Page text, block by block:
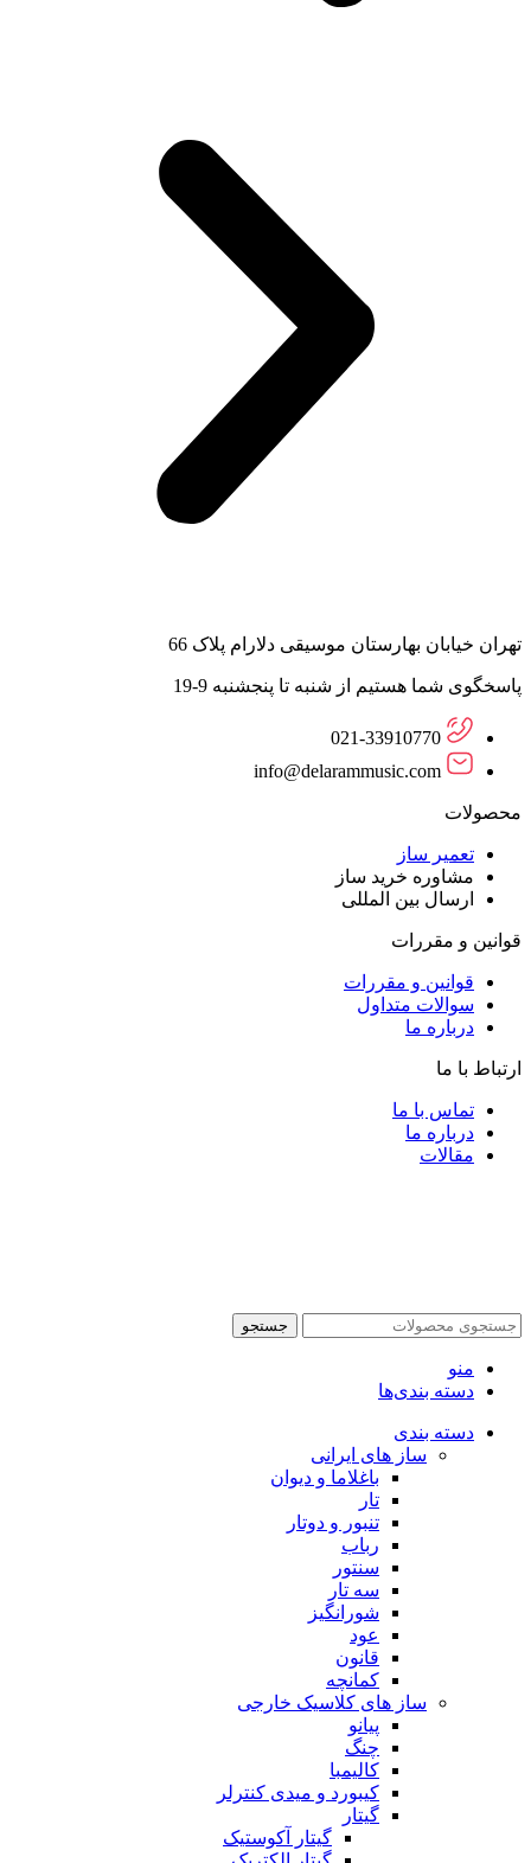
تهران خیابان بهارستان موسیقی دلارام پلاک 66
پاسخگوی شما هستیم از شنبه تا پنجشنبه 9-19
021-33910770
info@delarammusic.com
محصولات
تعمیر ساز
مشاوره خرید ساز
ارسال بین المللی
قوانین و مقررات
قوانین و مقررات
سوالات متداول
درباره ما
ارتباط با ما
تماس با ما
درباره ما
مقالات
جستجو
منو
دسته بندی‌ها
دسته بندی
ساز های ایرانی
باغلاما و دیوان
تار
تنبور و دوتار
رباب
سنتور
سه تار
شورانگیز
عود
قانون
کمانچه
ساز های کلاسیک خارجی
پیانو
چنگ
کالیمبا
کیبورد و میدی کنترلر
گیتار
گیتار آکوستیک